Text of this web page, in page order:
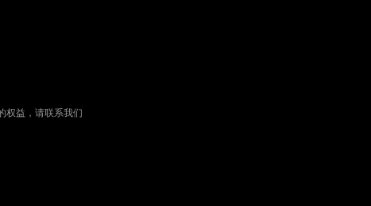
权益，请联系我们